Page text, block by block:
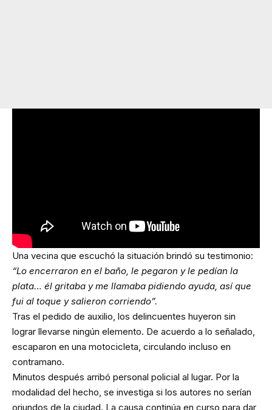
Una vecina que escuchó la situación brindó su testimonio:
“Lo encerraron en el baño, le pegaron y le pedían la
plata… él gritaba y me llamaba pidiendo ayuda, así que
fui al toque y salieron corriendo”.
Tras el pedido de auxilio, los delincuentes huyeron sin
lograr llevarse ningún elemento. De acuerdo a lo señalado,
escaparon en una motocicleta, circulando incluso en
contramano.
Minutos después arribó personal policial al lugar. Por la
modalidad del hecho, se investiga si los autores no serían
oriundos de la ciudad. La causa continúa en curso para dar